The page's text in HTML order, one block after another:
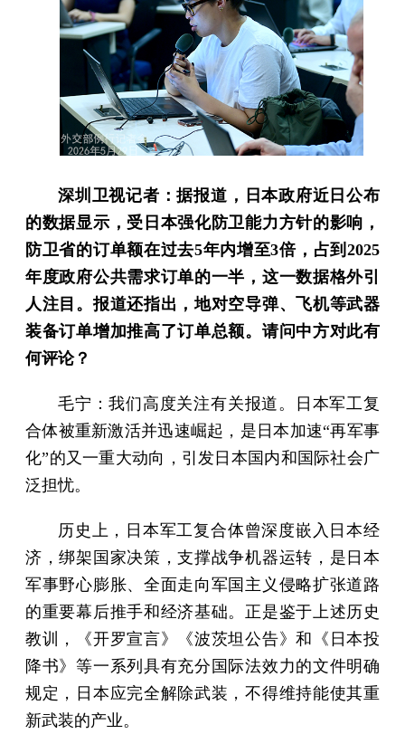
深圳卫视记者：据报道，日本政府近日公布
的数据显示，受日本强化防卫能力方针的影响，
防卫省的订单额在过去5年内增至3倍，占到2025
年度政府公共需求订单的一半，这一数据格外引
人注目。报道还指出，地对空导弹、飞机等武器
装备订单增加推高了订单总额。请问中方对此有
何评论？
毛宁：我们高度关注有关报道。日本军工复
合体被重新激活并迅速崛起，是日本加速“再军事
化”的又一重大动向，引发日本国内和国际社会广
泛担忧。
历史上，日本军工复合体曾深度嵌入日本经
济，绑架国家决策，支撑战争机器运转，是日本
军事野心膨胀、全面走向军国主义侵略扩张道路
的重要幕后推手和经济基础。正是鉴于上述历史
教训，《开罗宣言》《波茨坦公告》和《日本投
降书》等一系列具有充分国际法效力的文件明确
规定，日本应完全解除武装，不得维持能使其重
新武装的产业。